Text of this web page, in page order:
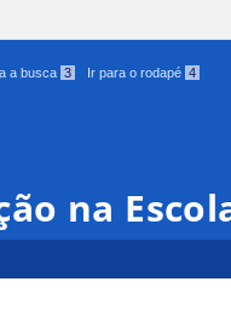
a busca 3 Ir para o rodapé 4
na